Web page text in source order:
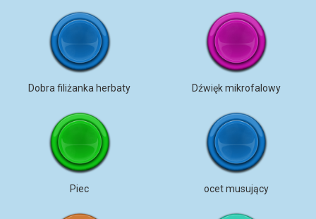
Dobra filiżanka herbaty Dźwięk mikrofalowy
Piec ocet musujący